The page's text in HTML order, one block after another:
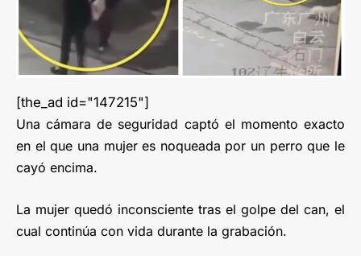
[the_ad id="147215"]
Una cámara de seguridad captó el momento exacto
en el que una mujer es noqueada por un perro que le
cayó encima.
La mujer quedó inconsciente tras el golpe del can, el
cual continúa con vida durante la grabación.